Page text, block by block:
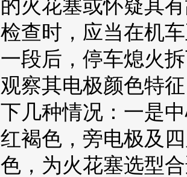
的火花塞或怀疑其
检查时，应当在机
一段后，停车熄火
观察其电极颜色特
下几种情况：一是
红褐色，旁电极及
色，为火花塞选型